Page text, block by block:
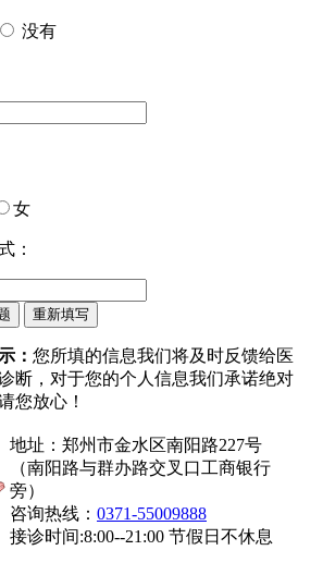
没有
女
：
： 您所填的信息我们将及时反馈给医
断，对于您的个人信息我们承诺绝对
您放心！
地址：郑州市金水区南阳路227号
（南阳路与群办路交叉口工商银行
旁）
咨询热线： 0371-55009888
接诊时间:8:00--21:00 节假日不休息